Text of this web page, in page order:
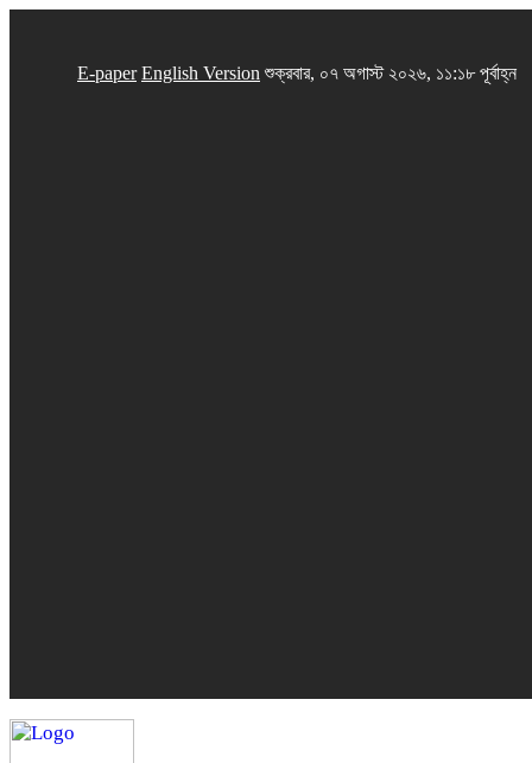
E-paper English Version শুক্রবার, ০৭ অগাস্ট ২০২৬, ১১:১৮ পূর্বাহ্ন